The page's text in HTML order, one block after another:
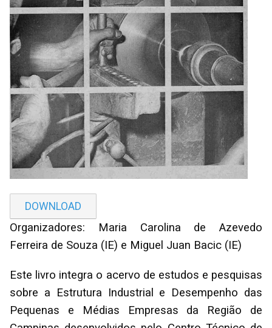
DOWNLOAD
Organizadores: Maria Carolina de Azevedo
Ferreira de Souza (IE) e Miguel Juan Bacic (IE)
Este livro integra o acervo de estudos e pesquisas
sobre a Estrutura Industrial e Desempenho das
Pequenas e Médias Empresas da Região de